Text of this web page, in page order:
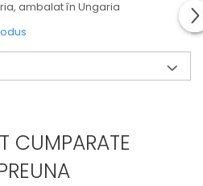
ambalat în Ungaria
CUMPARATE